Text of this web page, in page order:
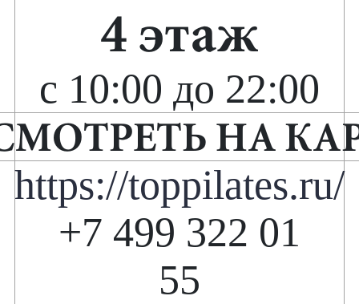
4 этаж
с 10:00 до 22:00
НА
https://toppilates.ru/
+7 499 322 01
55